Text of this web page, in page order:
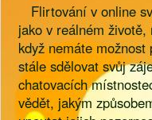
Flirtování v online
jako v reálném
když nemáte
stále sdělovat svůj
chatovacích
vědět, jakým